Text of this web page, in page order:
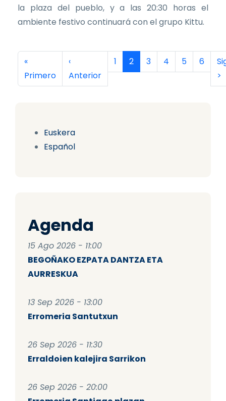
Euskera
Español
Agenda
15 Ago 2026 - 11:00
BEGOÑAKO EZPATA DANTZA ETA
AURRESKUA
13 Sep 2026 - 13:00
Erromeria Santutxun
26 Sep 2026 - 11:30
Erraldoien kalejira Sarrikon
26 Sep 2026 - 20:00
la plaza del pueblo, y a las 20:30 horas el
ambiente festivo continuará con el grupo Kittu.
Paginación
Primera página
«
Primero
Página anterior
‹
Anterior
Página
1 Página actual
2 Página
3 Página
4 Página
5 Página
6
>